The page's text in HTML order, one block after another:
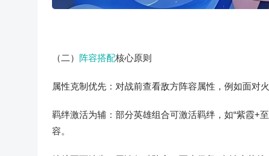
（二） 阵容搭配核心原则
属性克制优先：对战前查看敌方阵容属性，例如面对
羁绊激活为辅：部分英雄组合可激活羁绊，如“紫霞+
容。